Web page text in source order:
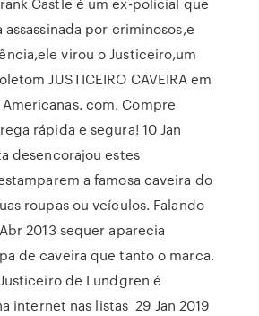
por criminosos,e
virou o Justiceiro,um
JUSTICEIRO CAVEIRA em
com. Compre
rápida e segura! 10 Jan
desencorajou estes
a famosa caveira do
roupas ou veículos. Falando
2013 sequer aparecia
de caveira que tanto o marca.
de Lundgren é
internet nas listas 29 Jan 2019